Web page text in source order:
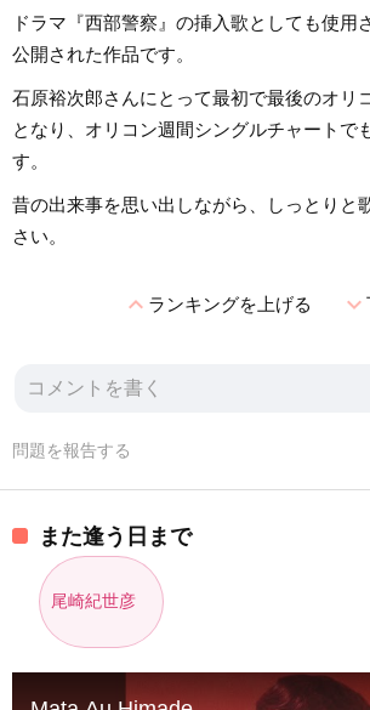
ドラマ『西部警察』の挿入歌としても使用
公開された作品です。
石原裕次郎さんにとって最初で最後のオリ
となり、オリコン週間シングルチャートで
す。
昔の出来事を思い出しながら、しっとりと
さい。
expand_lessランキングを上げる expand_more
問題を報告する
また逢う日まで
尾崎紀世彦